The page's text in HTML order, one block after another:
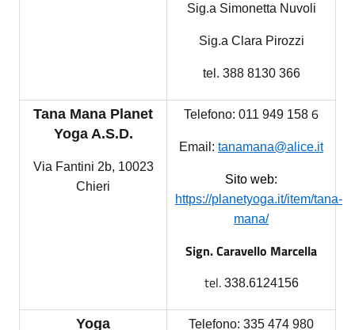
Sig.a Simonetta Nuvoli
Sig.a Clara Pirozzi
tel. 388 8130 366
Tana Mana Planet
Yoga A.S.D.
Via Fantini 2b, 10023
Chieri
Telefono: 011 949 158 6
Email: tanamana@alice.it
Sito web:
https://planetyoga.it/item/tana-
mana/
Sign. Caravello Marcella
tel. 338.6124156
Yoga Telefono: 335 474 980